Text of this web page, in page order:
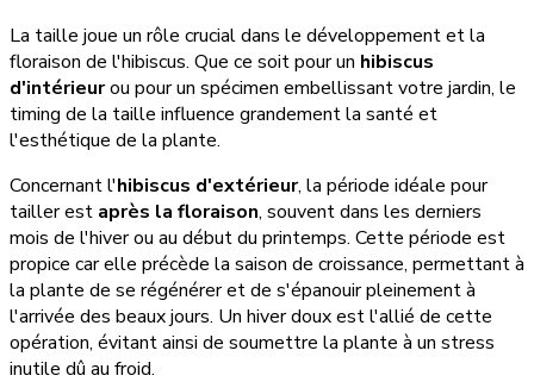
La taille joue un rôle crucial dans le développement et la
floraison de l'hibiscus. Que ce soit pour un hibiscus
d'intérieurou pour un spécimen embellissant votre jardin, le
timing de la taille influence grandement la santé et
l'esthétique de la plante.
Concernant l'hibiscus d'extérieur, la période idéale pour
tailler est après la floraison, souvent dans les derniers
mois de l'hiver ou au début du printemps. Cette période est
propice car elle précède la saison de croissance, permettant à
la plante de se régénérer et de s'épanouir pleinement à
l'arrivée des beaux jours. Un hiver doux est l'allié de cette
opération, évitant ainsi de soumettre la plante à un stress
inutile dû au froid.